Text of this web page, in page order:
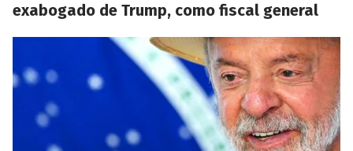
exabogado de Trump, como fiscal general